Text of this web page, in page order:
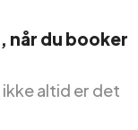
når du booker
altid er det